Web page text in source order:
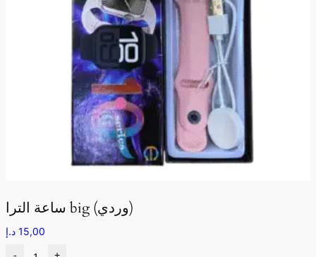
ساعة الترا big (وردي)
15,00 د.إ